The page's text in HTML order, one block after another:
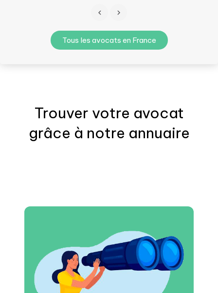
Tous les avocats en France
Trouver votre avocat
grâce à notre annuaire